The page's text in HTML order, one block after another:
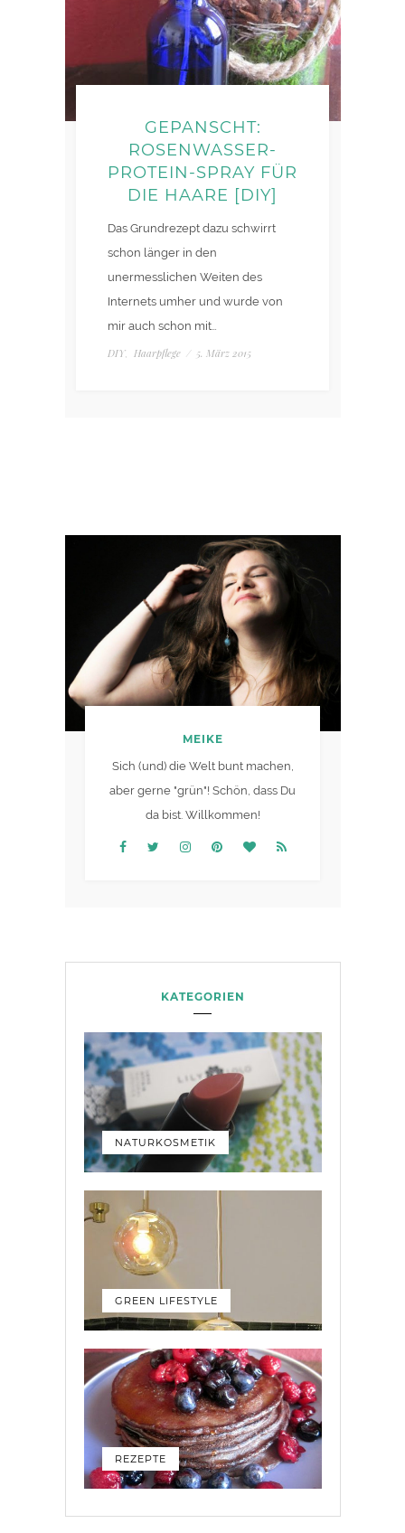
GEPANSCHT:
ROSENWASSER-
PROTEIN-SPRAY FÜR
DIE HAARE [DIY]
Das Grundrezept dazu schwirrt
schon länger in den
unermesslichen Weiten des
Internets umher und wurde von
mir auch schon mit…
DIY, Haarpflege / 5. März 2015
MEIKE
Sich (und) die Welt bunt machen,
aber gerne "grün"! Schön, dass Du
da bist. Willkommen!
KATEGORIEN
NATURKOSMETIK
GREEN LIFESTYLE
REZEPTE